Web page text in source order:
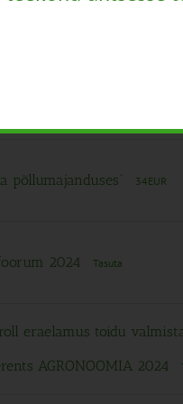
kasvu mõjutavad
põllumajanduses” 34EUR
2024 Tasuta
eraelamus toidu
AGRONOOMIA 2024